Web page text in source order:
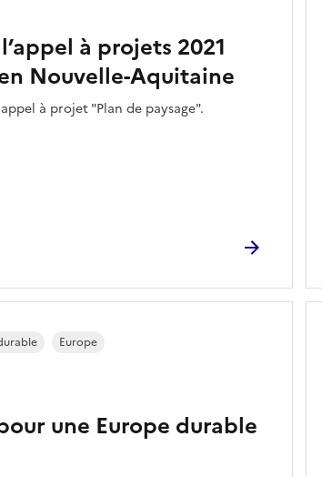
à projets 2021
Nouvelle-Aquitaine
à projet "Plan de paysage".
une Europe durable
Europe